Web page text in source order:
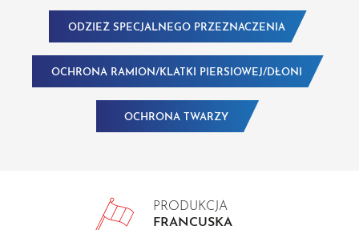
ODZIEŻ SPECJALNEGO PRZEZNACZENIA
OCHRONA RAMION/KLATKI PIERSIOWEJ/DŁONI
OCHRONA TWARZY
PRODUKCJA
FRANCUSKA